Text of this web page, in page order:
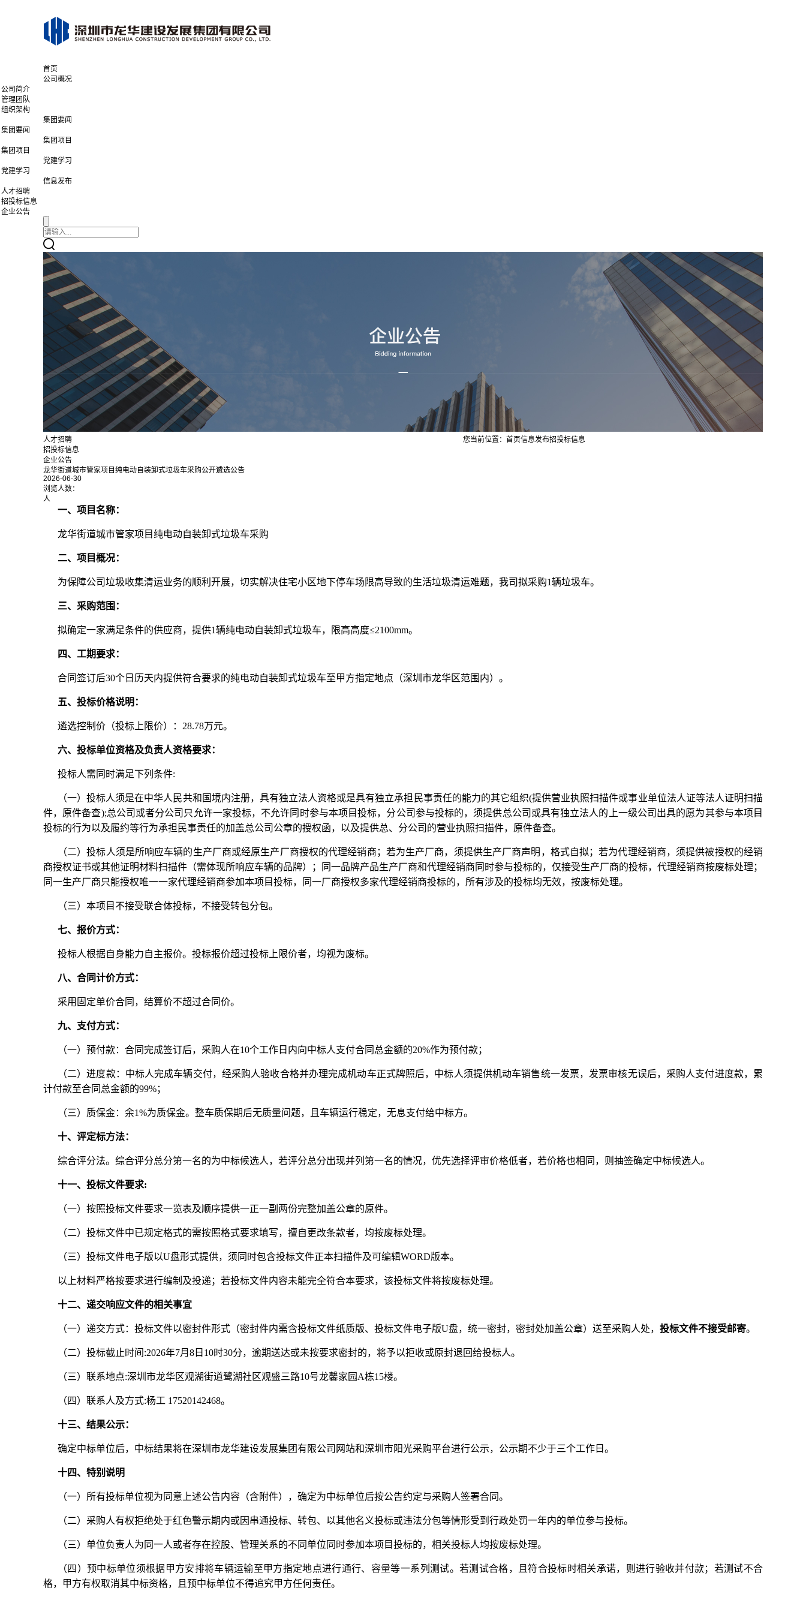
首页
公司概况
公司简介
管理团队
组织架构
集团要闻
集团要闻
集团项目
集团项目
党建学习
党建学习
信息发布
人才招聘
招投标信息
企业公告
人才招聘
招投标信息
企业公告
您当前位置： 首页信息发布招投标信息
龙华街道城市管家项目纯电动自装卸式垃圾车采购公开遴选公告
2026-06-30
浏览人数：
人
一、项目名称：
龙华街道城市管家项目纯电动自装卸式垃圾车采购
二、项目概况：
为保障公司垃圾收集清运业务的顺利开展，切实解决住宅小区地下停车场限高导致的生活垃圾清运难题，我司拟采购1辆垃圾车。
三、采购范围：
拟确定一家满足条件的供应商，提供1辆纯电动自装卸式垃圾车，限高高度≤2100mm。
四、工期要求：
合同签订后30个日历天内提供符合要求的纯电动自装卸式垃圾车至甲方指定地点（深圳市龙华区范围内）。
五、投标价格说明：
遴选控制价（投标上限价）：28.78万元。
六、投标单位资格及负责人资格要求：
投标人需同时满足下列条件:
（一）投标人须是在中华人民共和国境内注册，具有独立法人资格或是具有独立承担民事责任的能力的其它组织(提供营业执照扫描件或事业单位法人证等法人证明扫描
件，原件备查);总公司或者分公司只允许一家投标，不允许同时参与本项目投标，分公司参与投标的，须提供总公司或具有独立法人的上一级公司出具的愿为其参与本项目
投标的行为以及履约等行为承担民事责任的加盖总公司公章的授权函，以及提供总、分公司的营业执照扫描件，原件备查。
（二）投标人须是所响应车辆的生产厂商或经原生产厂商授权的代理经销商；若为生产厂商，须提供生产厂商声明，格式自拟；若为代理经销商，须提供被授权的经销
商授权证书或其他证明材料扫描件（需体现所响应车辆的品牌）；同一品牌产品生产厂商和代理经销商同时参与投标的，仅接受生产厂商的投标，代理经销商按废标处理；
同一生产厂商只能授权唯一一家代理经销商参加本项目投标，同一厂商授权多家代理经销商投标的，所有涉及的投标均无效，按废标处理。
（三）本项目不接受联合体投标，不接受转包分包。
七、报价方式：
投标人根据自身能力自主报价。投标报价超过投标上限价者，均视为废标。
八、合同计价方式：
采用固定单价合同，结算价不超过合同价。
九、支付方式：
（一）预付款：合同完成签订后，采购人在10个工作日内向中标人支付合同总金额的20%作为预付款；
（二）进度款：中标人完成车辆交付，经采购人验收合格并办理完成机动车正式牌照后，中标人须提供机动车销售统一发票，发票审核无误后，采购人支付进度款，累
计付款至合同总金额的99%；
（三）质保金：余1%为质保金。整车质保期后无质量问题，且车辆运行稳定，无息支付给中标方。
十、评定标方法：
综合评分法。综合评分总分第一名的为中标候选人，若评分总分出现并列第一名的情况，优先选择评审价格低者，若价格也相同，则抽签确定中标候选人。
十一、投标文件要求:
（一）按照投标文件要求一览表及顺序提供一正一副两份完整加盖公章的原件。
（二）投标文件中已规定格式的需按照格式要求填写，擅自更改条款者，均按废标处理。
（三）投标文件电子版以U盘形式提供，须同时包含投标文件正本扫描件及可编辑WORD版本。
以上材料严格按要求进行编制及投递；若投标文件内容未能完全符合本要求，该投标文件将按废标处理。
十二、递交响应文件的相关事宜
（一）递交方式：投标文件以密封件形式（密封件内需含投标文件纸质版、投标文件电子版U盘，统一密封，密封处加盖公章）送至采购人处， 投标文件不接受邮寄。
（二）投标截止时间:2026年7月8日10时30分，逾期送达或未按要求密封的，将予以拒收或原封退回给投标人。
（三）联系地点:深圳市龙华区观湖街道鹭湖社区观盛三路10号龙馨家园A栋15楼。
（四）联系人及方式:杨工 17520142468。
十三、结果公示：
确定中标单位后，中标结果将在深圳市龙华建设发展集团有限公司网站和深圳市阳光采购平台进行公示，公示期不少于三个工作日。
十四、特别说明
（一）所有投标单位视为同意上述公告内容（含附件），确定为中标单位后按公告约定与采购人签署合同。
（二）采购人有权拒绝处于红色警示期内或因串通投标、转包、以其他名义投标或违法分包等情形受到行政处罚一年内的单位参与投标。
（三）单位负责人为同一人或者存在控股、管理关系的不同单位同时参加本项目投标的，相关投标人均按废标处理。
（四）预中标单位须根据甲方安排将车辆运输至甲方指定地点进行通行、容量等一系列测试。若测试合格，且符合投标时相关承诺，则进行验收并付款；若测试不合
格，甲方有权取消其中标资格，且预中标单位不得追究甲方任何责任。